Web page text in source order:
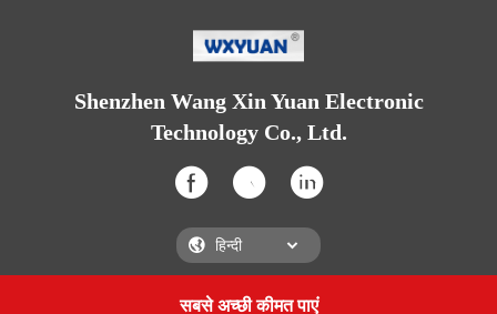
सबसे अच्छी कीमत पाएं
Shenzhen Wang Xin Yuan Electronic
Technology Co., Ltd.
Shenzhen Wang Xin Yuan Electronic Technology Co., Ltd.
Get a Quote